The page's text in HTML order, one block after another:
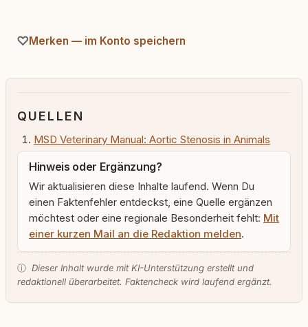
Merken — im Konto speichern
QUELLEN
MSD Veterinary Manual: Aortic Stenosis in Animals
Hinweis oder Ergänzung?
Wir aktualisieren diese Inhalte laufend. Wenn Du
einen Faktenfehler entdeckst, eine Quelle ergänzen
möchtest oder eine regionale Besonderheit fehlt: Mit
einer kurzen Mail an die Redaktion melden.
ⓘ Dieser Inhalt wurde mit KI-Unterstützung erstellt und
redaktionell überarbeitet. Faktencheck wird laufend ergänzt.